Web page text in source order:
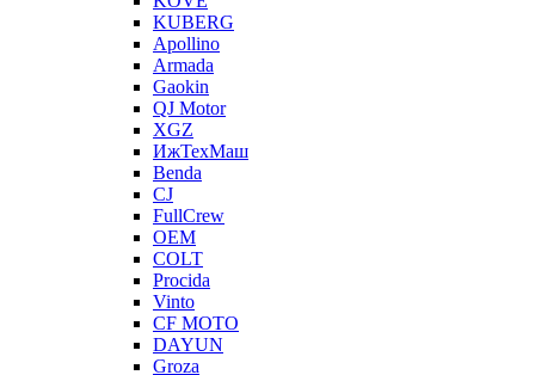
KUBERG
Apollino
Armada
Gaokin
QJ Motor
XGZ
ИжТехМаш
Benda
CJ
FullCrew
OEM
COLT
Procida
Vinto
CF MOTO
DAYUN
Groza